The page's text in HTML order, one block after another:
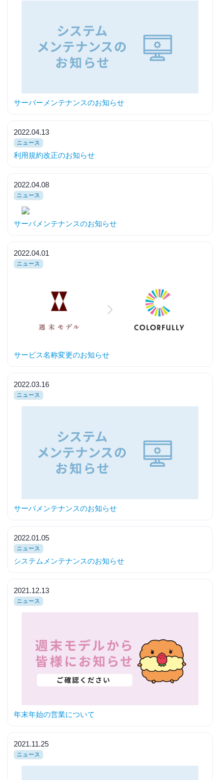
サーバーメンテナンスのお知らせ
2022.04.13
ニュース
利用規約改正のお知らせ
2022.04.08
ニュース
サーバメンテナンスのお知らせ
2022.04.01
ニュース
サービス名称変更のお知らせ
2022.03.16
ニュース
サーバメンテナンスのお知らせ
2022.01.05
ニュース
システムメンテナンスのお知らせ
2021.12.13
ニュース
年末年始の営業について
2021.11.25
ニュース